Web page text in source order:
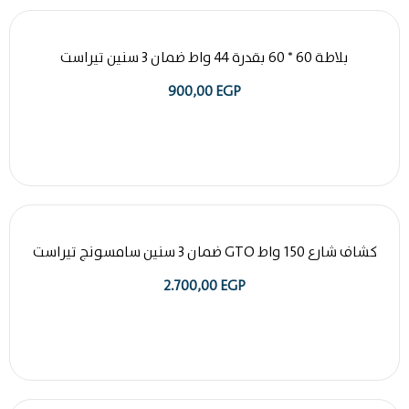
بلاطة 60 * 60 بقدرة 44 واط ضمان 3 سنين تيراست
900,00EGP
كشاف شارع 150 واط GTO ضمان 3 سنين سامسونج تيراست
2.700,00EGP